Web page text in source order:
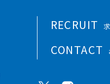
RECRUIT
CONTACT